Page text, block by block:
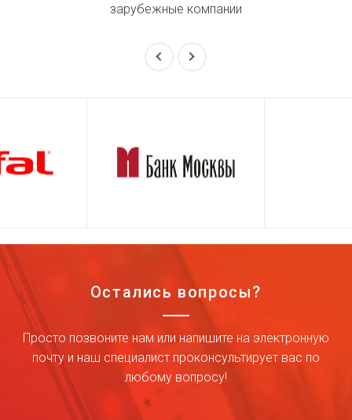
зарубежные компании
Остались вопросы?
Просто позвоните нам или напишите на электронную
почту и наш специалист проконсультирует вас по
любому вопросу!